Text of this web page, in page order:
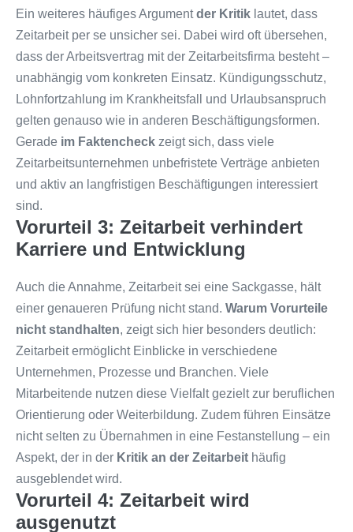
Ein weiteres häufiges Argumentder Kritik lautet, dass
Zeitarbeit per se unsicher sei. Dabei wird oft übersehen,
dass der Arbeitsvertrag mit der Zeitarbeitsfirma besteht –
unabhängig vom konkreten Einsatz. Kündigungsschutz,
Lohnfortzahlung im Krankheitsfall und Urlaubsanspruch
gelten genauso wie in anderen Beschäftigungsformen.
Gerade im Faktencheck zeigt sich, dass viele
Zeitarbeitsunternehmen unbefristete Verträge anbieten
und aktiv an langfristigen Beschäftigungen interessiert
sind.
Vorurteil 3: Zeitarbeit verhindert
Karriere und Entwicklung
Auch die Annahme, Zeitarbeit sei eine Sackgasse, hält
einer genaueren Prüfung nicht stand. Warum Vorurteile
nicht standhalten, zeigt sich hier besonders deutlich:
Zeitarbeit ermöglicht Einblicke in verschiedene
Unternehmen, Prozesse und Branchen. Viele
Mitarbeitende nutzen diese Vielfalt gezielt zur beruflichen
Orientierung oder Weiterbildung. Zudem führen Einsätze
nicht selten zu Übernahmen in eine Festanstellung – ein
Aspekt, der in der Kritik an der Zeitarbeit häufig
ausgeblendet wird.
Vorurteil 4: Zeitarbeit wird
ausgenutzt